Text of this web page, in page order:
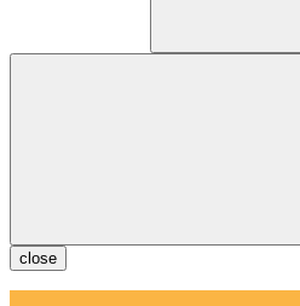
close